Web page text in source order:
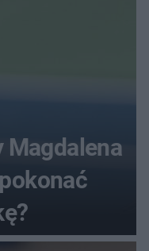
Magdalena